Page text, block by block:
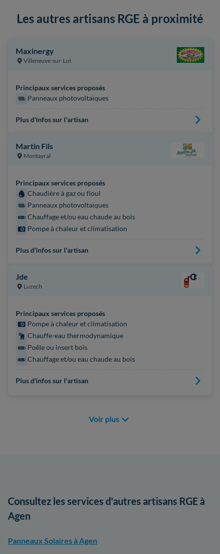
Les autres artisans RGE à proximité
Maxinergy
Villeneuve-sur-Lot
Principaux services proposés
Panneaux photovoltaïques
Plus d'infos sur l'artisan
Martin Fils
Montayral
Principaux services proposés
Chaudière à gaz ou fioul
Panneaux photovoltaïques
Chauffage et/ou eau chaude au bois
Pompe à chaleur et climatisation
Plus d'infos sur l'artisan
Jde
Luzech
Principaux services proposés
Pompe à chaleur et climatisation
Chauffe-eau thermodynamique
Poêle ou insert bois
Chauffage et/ou eau chaude au bois
Plus d'infos sur l'artisan
Voir plus
Consultez les services d'autres artisans RGE à
Agen
Panneaux Solaires à Agen